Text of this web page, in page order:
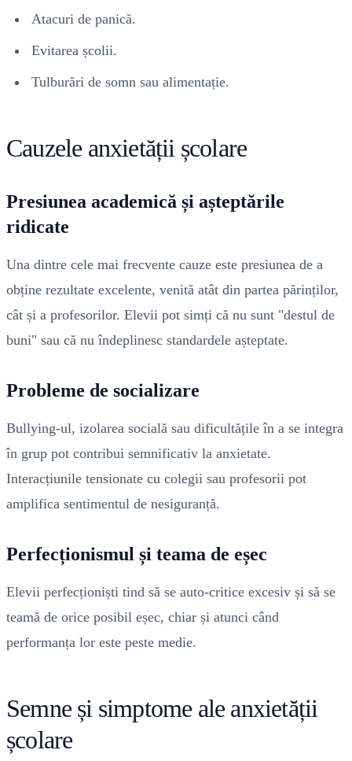
Atacuri de panică.
Evitarea școlii.
Tulburări de somn sau alimentație.
Cauzele anxietății școlare
Presiunea academică și așteptările
ridicate
Una dintre cele mai frecvente cauze este presiunea de a
obține rezultate excelente, venită atât din partea părinților,
cât și a profesorilor. Elevii pot simți că nu sunt "destul de
buni" sau că nu îndeplinesc standardele așteptate.
Probleme de socializare
Bullying-ul, izolarea socială sau dificultățile în a se integra
în grup pot contribui semnificativ la anxietate.
Interacțiunile tensionate cu colegii sau profesorii pot
amplifica sentimentul de nesiguranță.
Perfecționismul și teama de eșec
Elevii perfecționiști tind să se auto-critice excesiv și să se
teamă de orice posibil eșec, chiar și atunci când
performanța lor este peste medie.
Semne și simptome ale anxietății
școlare